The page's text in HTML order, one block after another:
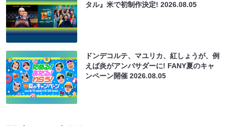
タル』米で初制作決定!2026.08.05
ドンデコルテ、マユリカ、紅しょうが、例
えば炎がアンバサダーに! FANY夏のキャ
ンペーン開催2026.08.05